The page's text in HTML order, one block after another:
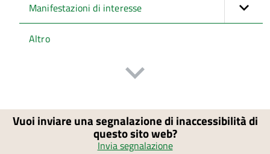
Manifestazioni di interesse
Altro
Vuoi inviare una segnalazione di inaccessibilità di
questo sito web?
Invia segnalazione